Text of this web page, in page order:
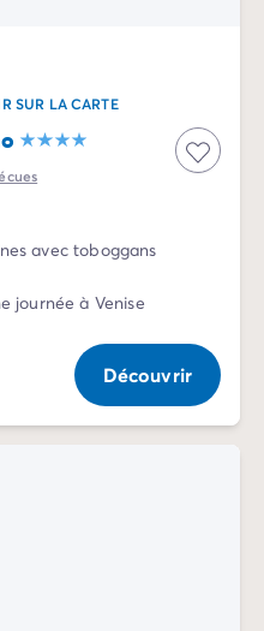
SUR LA CARTE
avec toboggans
journée à Venise
Découvrir